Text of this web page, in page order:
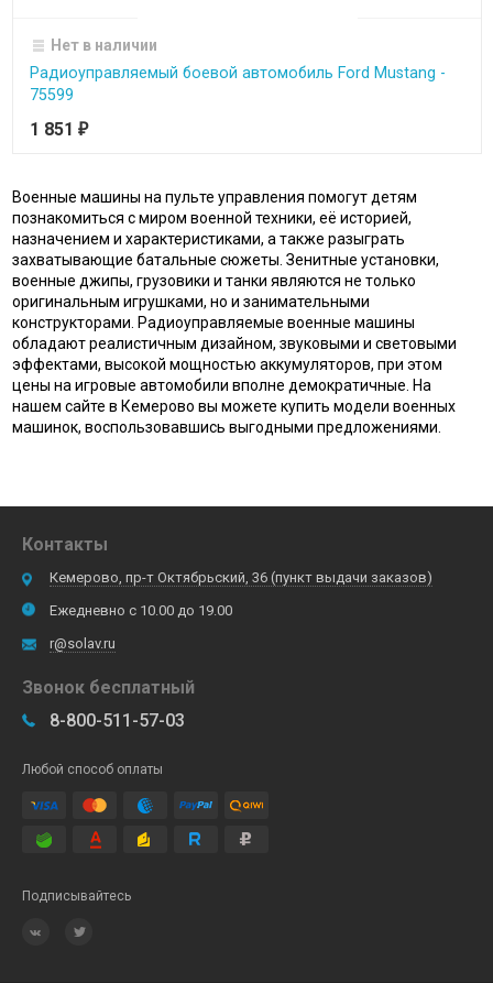
Нет в наличии
Радиоуправляемый боевой автомобиль Ford Mustang -
75599
1 851 ₽
Военные машины на пульте управления помогут детям
познакомиться с миром военной техники, её историей,
назначением и характеристиками, а также разыграть
захватывающие батальные сюжеты. Зенитные установки,
военные джипы, грузовики и танки являются не только
оригинальным игрушками, но и занимательными
конструкторами. Радиоуправляемые военные машины
обладают реалистичным дизайном, звуковыми и световыми
эффектами, высокой мощностью аккумуляторов, при этом
цены на игровые автомобили вполне демократичные. На
нашем сайте в Кемерово вы можете купить модели военных
машинок, воспользовавшись выгодными предложениями.
Контакты
Кемерово, пр-т Октябрьский, 36 (пункт выдачи заказов)
Ежедневно с 10.00 до 19.00
r@solav.ru
Звонок бесплатный
8-800-511-57-03
Любой способ оплаты
Подписывайтесь